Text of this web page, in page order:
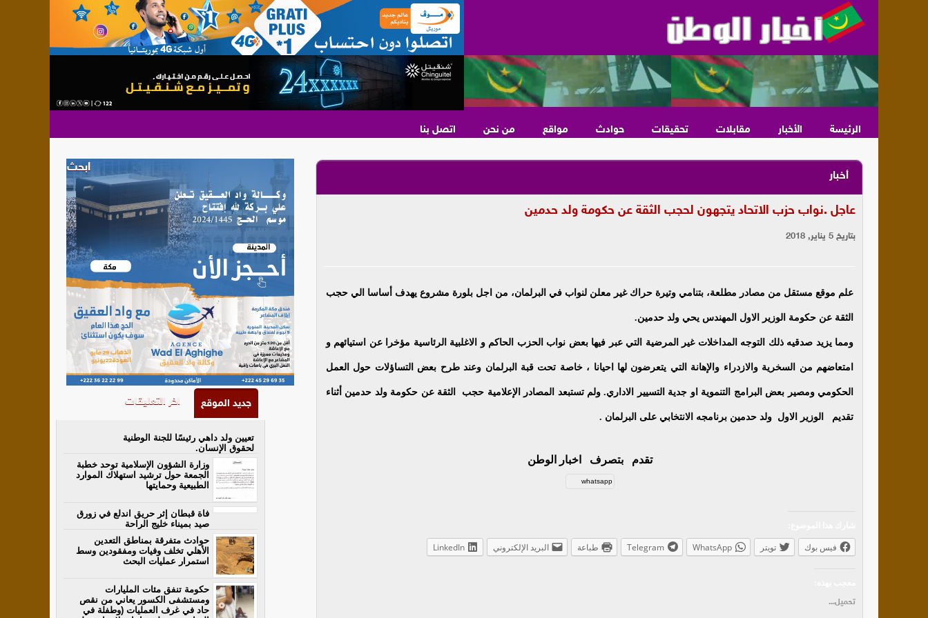
الرئيسة الأخبار مقابلات تحقيقات حوادث مواقع من نحن اتصل بنا
أخبار
عاجل .نواب حزب الاتحاد يتجهون لحجب الثقة عن حكومة ولد حدمين
بتاريخ 5 يناير, 2018
علم موقع مستقل من مصادر مطلعة، بتنامي وتيرة حراك غير معلن لنواب في البرلمان، من اجل بلورة مشروع يهدف أساسا الي حجب
الثقة عن حكومة الوزير الاول المهندس يحي ولد حدمين.
ومما يزيد صدقيه ذلك التوجه المداخلات غير المرضية التي عبر فيها بعض نواب الحزب الحاكم و الاغلبية الرئاسية مؤخرا عن استيائهم و
امتعاضهم من السخرية والازدراء والإهانة التي يتعرضون لها احيانا ، خاصة تحت قبة البرلمان وعند طرح بعض التساؤلات حول العمل
الحكومي ومصير بعض البرامج التنموية او جدية التسيير الاداري. ولم تستبعد المصادر الإعلامية حجب الثقة عن حكومة ولد حدمين أثناء
تقديم الوزير الاول ولد حدمين برنامجه الانتخابي على البرلمان .
تقدم بتصرف اخبار الوطن
whatsapp
فيس بوك تويتر WhatsApp
Telegram طباعة البريد الإلكتروني LinkedIn
تحميل...
جديد الموقع اخر التعليقات
تعيين ولد داهي رئيسًا للجنة الوطنية
لحقوق الإنسان.
وزارة الشؤون الإسلامية توحد خطبة
الجمعة حول ترشيد استهلاك الموارد
الطبيعية وحمايتها
فاة قبطان إثر حريق اندلع في زورق
صيد بميناء خليج الراحة
حوادث متفرقة بمناطق التعدين
الأهلي تخلف وفيات ومفقودين وسط
استمرار عمليات البحث
حكومة تنفق مئات المليارات
ومستشفى الكسور يعاني من نقص
حاد في غرف العمليات (وطفلة في